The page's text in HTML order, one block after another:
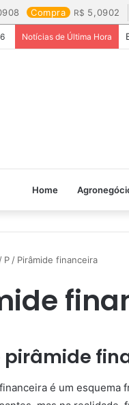
Compra 5,0902
Notícias de Última Hora
Home
/ P / Pirâmide financeira
pirâmide
é um